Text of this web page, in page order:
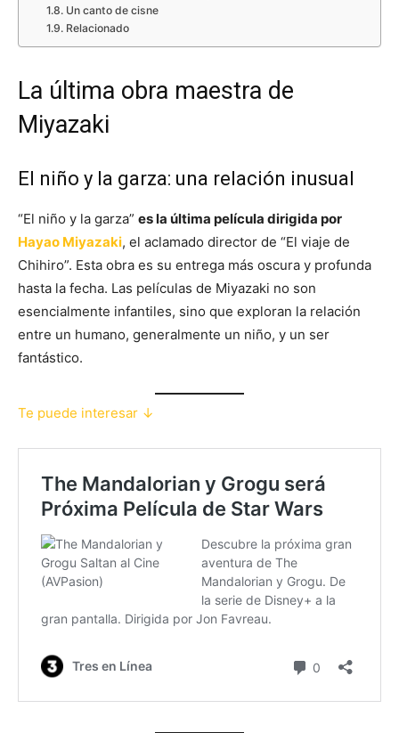
Un canto de cisne
Relacionado
La última obra maestra de
Miyazaki
El niño y la garza: una relación inusual
“El niño y la garza” es la última película dirigida por
Hayao Miyazaki, el aclamado director de “El viaje de
Chihiro”. Esta obra es su entrega más oscura y profunda
hasta la fecha. Las películas de Miyazaki no son
esencialmente infantiles, sino que exploran la relación
entre un humano, generalmente un niño, y un ser
fantástico.
Te puede interesar ↓